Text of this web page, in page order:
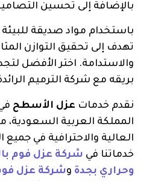
بالإضافة إلى تحسين
باستخدام مواد صديقة
تهدف إلى تحقيق التوازن
والاستدامة. اختر الأفضل
بريقه مع شركة الترميم
نقدم خدمات عزل الأسطح
المملكة العربية
العالية والاحترافية في جميع
خدماتنا في شركة عزل فوم
وحراري بجدة وشركة عزل